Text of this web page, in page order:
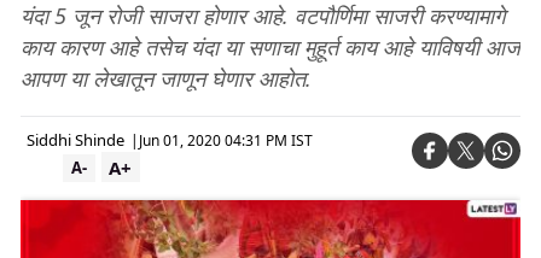
यंदा 5 जून रोजी साजरा होणार आहे. वटपौर्णिमा साजरी करण्यामागे
काय कारण आहे तसेच यंदा या सणाचा मुहूर्त काय आहे याविषयी आज
आपण या लेखातून जाणून घेणार आहोत.
Siddhi Shinde | Jun 01, 2020 04:31 PM IST
A+
A-